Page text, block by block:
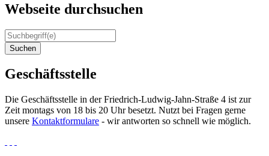
Webseite durchsuchen
Suchen
Geschäftsstelle
Die Geschäftsstelle in der Friedrich-Ludwig-Jahn-Straße 4 ist zur
Zeit montags von 18 bis 20 Uhr besetzt. Nutzt bei Fragen gerne
unsere Kontaktformulare - wir antworten so schnell wie möglich.